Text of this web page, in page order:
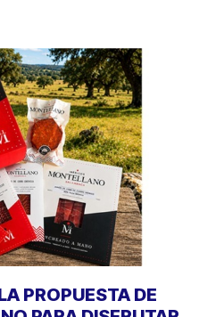
PROPUESTA DE